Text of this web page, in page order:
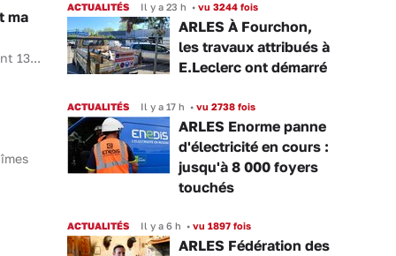
ma
13...
ACTUALITÉS Il y a 23 h • vu 3244 fois
ARLES À Fourchon,
les travaux attribués à
E.Leclerc ont démarré
ACTUALITÉS Il y a 17 h • vu 2738 fois
ARLES Enorme panne
d'électricité en cours :
jusqu'à 8 000 foyers
touchés
ACTUALITÉS Il y a 6 h • vu 1897 fois
ARLES Fédération des